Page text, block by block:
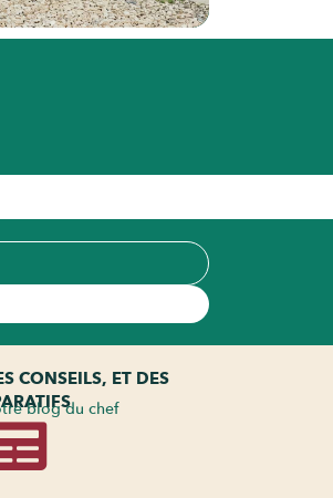
CONSEILS, ET DES
blog du chef